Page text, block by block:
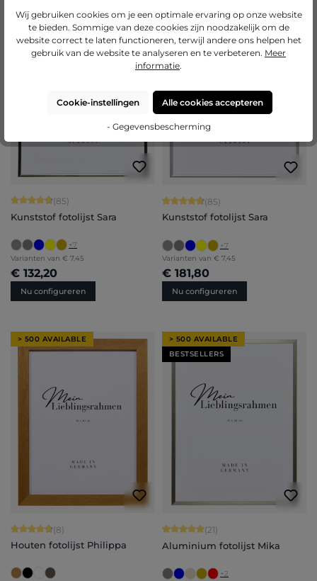
BESTSELLERS
Gemiddelde waardering van 4.71 van 5 sterren
(85)
Kunststof fotolijst Sara
+7
Varianten van € 7,45
€ 132,20
Nu configureren
BESTSELLERS
Gemiddelde waardering van 4.71
(85)
Kunststof fotolijst Sara
+7
Varianten van € 7,45
€ 181,80
Nu configureren
> 500 AVAILABLE
Gemiddelde waardering van 4.75 van 5 sterren
(8)
Houten fotolijst Philippa
> 500 AVAILABLE
BESTSELLERS
Gemiddelde waardering van 5 van 5
(21)
Aluminium fotolijst Mika
+2
Wij gebruiken cookies om je een optimale ervaring op onze website
te bieden. Sommige van deze cookies zijn noodzakelijk om de
website correct te laten functioneren, terwijl andere ons helpen het
gebruik van de website te analyseren en te verbeteren. Meer
informatie.
Cookie-instellingen Alle cookies accepteren
- Gegevensbescherming